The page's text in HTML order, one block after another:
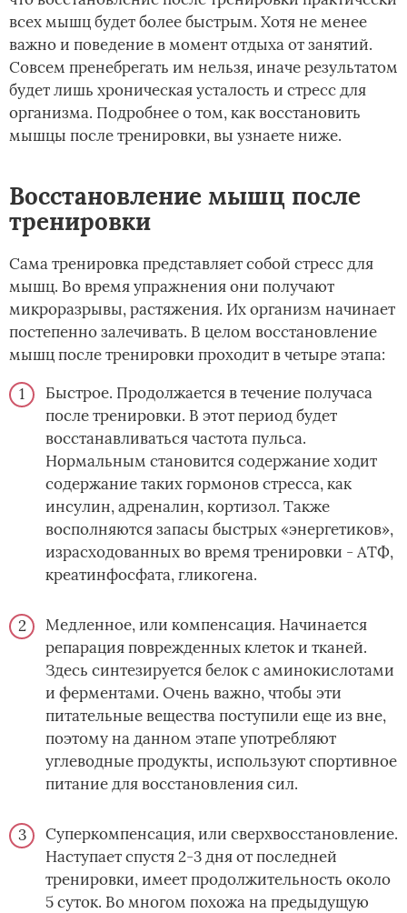
всех мышц будет более быстрым. Хотя не менее
важно и поведение в момент отдыха от занятий.
Совсем пренебрегать им нельзя, иначе результатом
будет лишь хроническая усталость и стресс для
организма. Подробнее о том, как восстановить
мышцы после тренировки, вы узнаете ниже.
Восстановление мышц после
тренировки
Сама тренировка представляет собой стресс для
мышц. Во время упражнения они получают
микроразрывы, растяжения. Их организм начинает
постепенно залечивать. В целом восстановление
мышц после тренировки проходит в четыре этапа:
Быстрое. Продолжается в течение получаса
после тренировки. В этот период будет
восстанавливаться частота пульса.
Нормальным становится содержание ходит
содержание таких гормонов стресса, как
инсулин, адреналин, кортизол. Также
восполняются запасы быстрых «энергетиков»,
израсходованных во время тренировки - АТФ,
креатинфосфата, гликогена.
Медленное, или компенсация. Начинается
репарация поврежденных клеток и тканей.
Здесь синтезируется белок с аминокислотами
и ферментами. Очень важно, чтобы эти
питательные вещества поступили еще из вне,
поэтому на данном этапе употребляют
углеводные продукты, используют спортивное
питание для восстановления сил.
Суперкомпенсация, или сверхвосстановление.
Наступает спустя 2-3 дня от последней
тренировки, имеет продолжительность около
5 суток. Во многом похожа на предыдущую